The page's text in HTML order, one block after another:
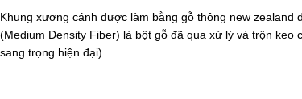
Khung xương cánh được làm bằng gỗ thông new
(Medium Density Fiber) là bột gỗ đã qua xử lý và trộn
sang trọng hiện đại).